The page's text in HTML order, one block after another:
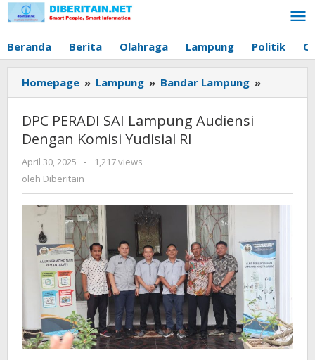
Lewati
ke
Beranda Berita Olahraga Lampung Politik
Homepage » Lampung » Bandar Lampung »
PERADI
Yudisial
RI
DPC PERADI SAI Lampung Audiensi
Dengan Komisi Yudisial RI
April 30, 2025
oleh
-
1,217 views
oleh Diberitain